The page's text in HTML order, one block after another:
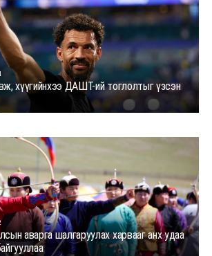
хүүгийнхээ ДАШТ-ий тоглолтыг үзсэн
аварга шалгаруулах харвааг анх удаа